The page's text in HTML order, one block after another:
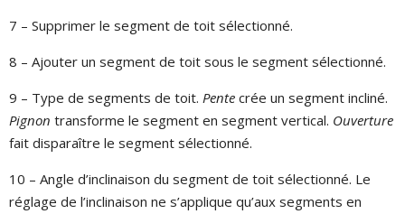
7 – Supprimer le segment de toit sélectionné.
8 – Ajouter un segment de toit sous le segment sélectionné.
9 – Type de segments de toit. Pente crée un segment incliné.
Pignon transforme le segment en segment vertical. Ouverture
fait disparaître le segment sélectionné.
10 – Angle d’inclinaison du segment de toit sélectionné. Le
réglage de l’inclinaison ne s’applique qu’aux segments en